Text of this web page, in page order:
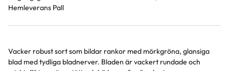
Hemleverans Pall
Produktinformation
Vacker robust sort som bildar rankor med mörkgröna, glansiga
blad med tydliga bladnerver. Bladen är vackert rundade och